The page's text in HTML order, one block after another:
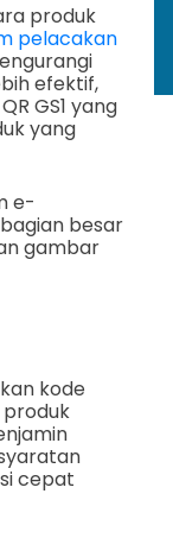
produk
pelacakan
efektif,
GS1 yang
yang
e-
besar
gambar
kode
produk
cepat